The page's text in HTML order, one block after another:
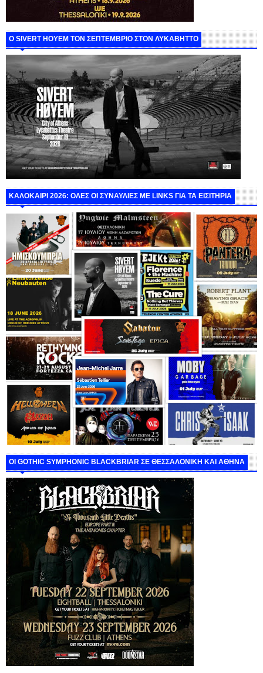
Ο SIVERT HOYEM ΤΟΝ ΣΕΠΤΕΜΒΡΙΟ ΣΤΟΝ ΛΥΚΑΒΗΤΤΟ
ΚΑΛΟΚΑΙΡΙ 2026: ΟΛΕΣ ΟΙ ΣΥΝΑΥΛΙΕΣ ΜΕ LINKS ΓΙΑ ΤΑ ΕΙΣΙΤΗΡΙΑ
ΟΙ GOTHIC SYMPHONIC BLACKBRIAR ΣΕ ΘΕΣΣΑΛΟΝΙΚΗ ΚΑΙ ΑΘΗΝΑ